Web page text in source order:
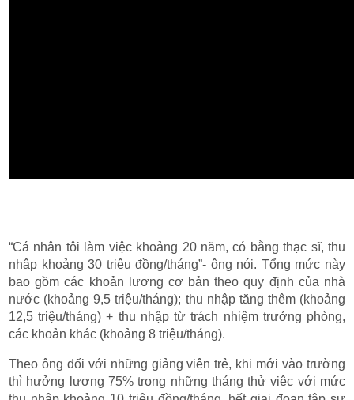
“Cá nhân tôi làm việc khoảng 20 năm, có bằng thạc sĩ, thu
nhập khoảng 30 triệu đồng/tháng”- ông nói. Tổng mức này
bao gồm các khoản lương cơ bản theo quy định của nhà
nước (khoảng 9,5 triệu/tháng); thu nhập tăng thêm (khoảng
12,5 triệu/tháng) + thu nhập từ trách nhiệm trưởng phòng,
các khoản khác (khoảng 8 triệu/tháng).
Theo ông đối với những giảng viên trẻ, khi mới vào trường
thì hưởng lương 75% trong những tháng thử việc với mức